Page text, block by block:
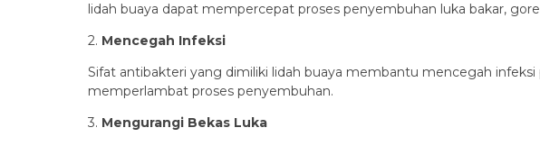
lidah buaya dapat mempercepat proses penyembuhan luka bakar,
2. Mencegah Infeksi
Sifat antibakteri yang dimiliki lidah buaya membantu mencegah
memperlambat proses penyembuhan.
3. Mengurangi Bekas Luka